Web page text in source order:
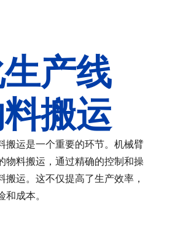
产线
搬运
搬运是一个重要的环节。机械臂
物料搬运，通过精确的控制和操
运。这不仅提高了生产效率，
成本。